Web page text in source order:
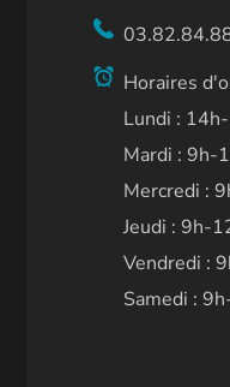
Horaires
Lundi :
Mardi : 9h-
Mercredi :
Jeudi : 9h-
Vendredi :
Samedi :